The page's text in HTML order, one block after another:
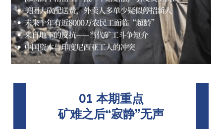
01 本期重点
矿难之后“寂静”无声